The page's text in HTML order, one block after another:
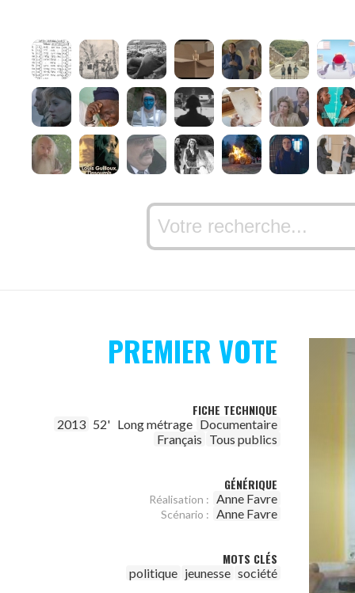
PREMIER VOTE
FICHE TECHNIQUE
2013 52' Long métrage Documentaire
Français Tous publics
GÉNÉRIQUE
Réalisation : Anne Favre
Scénario : Anne Favre
MOTS CLÉS
politique jeunesse société